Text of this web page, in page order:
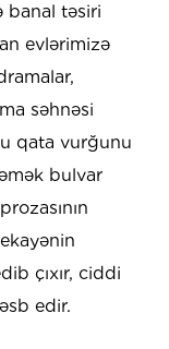
banal təsiri
evlərimizə
səhnəsi
qata vurğunu
bulvar
çıxır, ciddi
edir.